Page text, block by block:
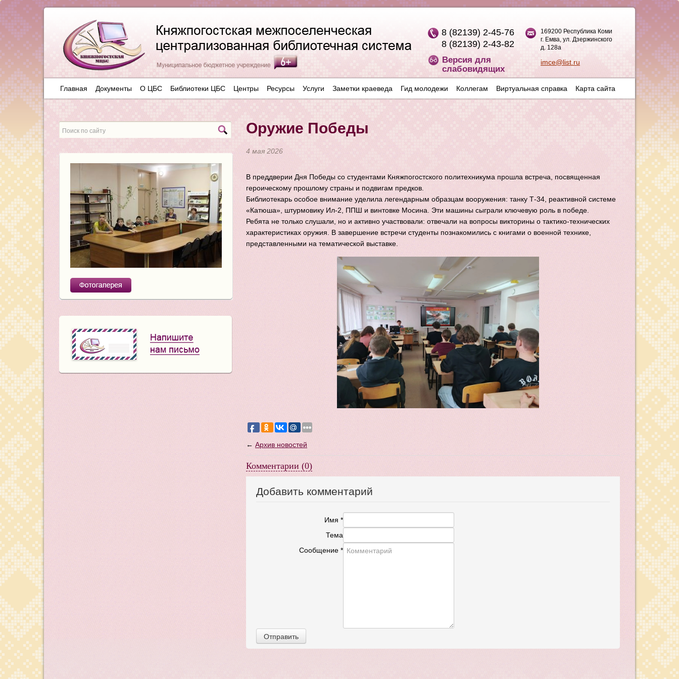
169200 Республика Коми
г. Емва, ул. Дзержинского
д. 128а
imce@list.ru
8 (82139) 2-45-76
8 (82139) 2-43-82
Версия для
слабовидящих
Главная Документы О ЦБС Библиотеки ЦБС Центры Ресурсы Услуги Заметки краеведа Гид молодежи Коллегам Виртуальная справка Карта сайта
Оружие Победы
4 мая 2026
В преддверии Дня Победы со студентами Княжпогостского политехникума прошла встреча, посвященная
героическому прошлому страны и подвигам предков.
Библиотекарь особое внимание уделила легендарным образцам вооружения: танку Т-34, реактивной системе
«Катюша», штурмовику Ил-2, ППШ и винтовке Мосина. Эти машины сыграли ключевую роль в победе.
Ребята не только слушали, но и активно участвовали: отвечали на вопросы викторины о тактико-технических
характеристиках оружия. В завершение встречи студенты познакомились с книгами о военной технике,
представленными на тематической выставке.
← Архив новостей
Комментарии (0)
Добавить комментарий
Имя *
Тема
Сообщение *
Отправить